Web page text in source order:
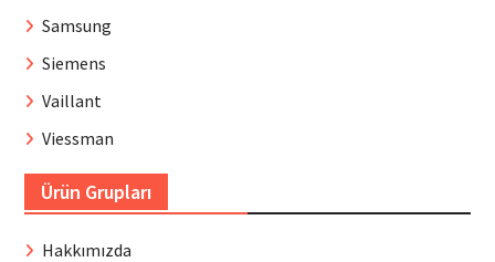
Samsung
Siemens
Vaillant
Viessman
Ürün Grupları
Hakkımızda